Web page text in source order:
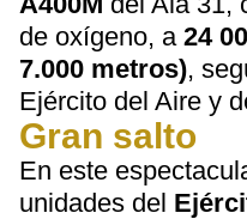
de oxígeno, a 24
7.000 metros),
Ejército del Aire y
Gran salto
En este
unidades del